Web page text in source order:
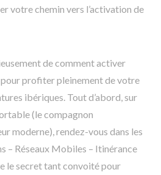
votre chemin vers l’activation de
de comment activer
pour profiter pleinement de votre
ibériques. Tout d’abord, sur
(le compagnon
moderne), rendez-vous dans les
– Réseaux Mobiles – Itinérance
le secret tant convoité pour